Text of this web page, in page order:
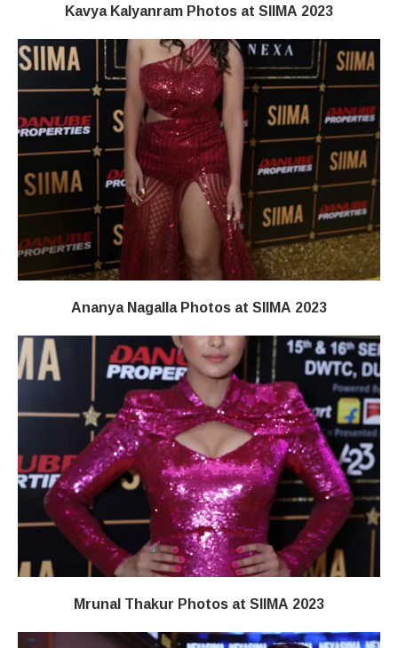
Kavya Kalyanram Photos at SIIMA 2023
Ananya Nagalla Photos at SIIMA 2023
Mrunal Thakur Photos at SIIMA 2023